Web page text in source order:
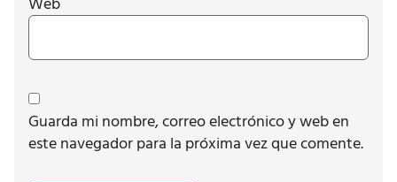
Guarda mi nombre, correo electrónico y web en
este navegador para la próxima vez que comente.